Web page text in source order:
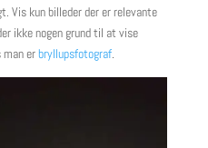
Vis kun billeder der er relevante
ikke nogen grund til at vise
erbryllupsfotograf.